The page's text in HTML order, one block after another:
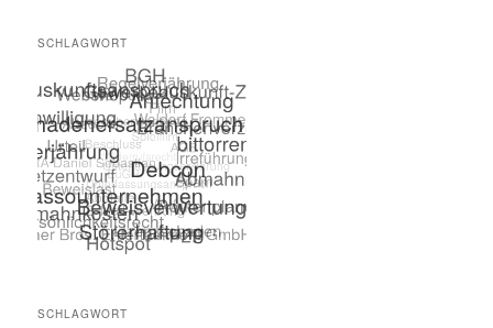
SCHLAGWORT
SCHLAGWORT